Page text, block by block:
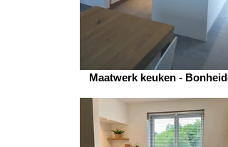
Maatwerk keuken -